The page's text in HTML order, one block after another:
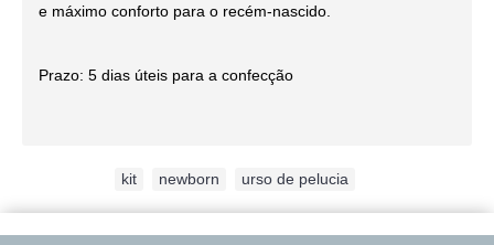
e máximo conforto para o recém-nascido.
Prazo: 5 dias úteis para a confecção
kit newborn urso de pelucia